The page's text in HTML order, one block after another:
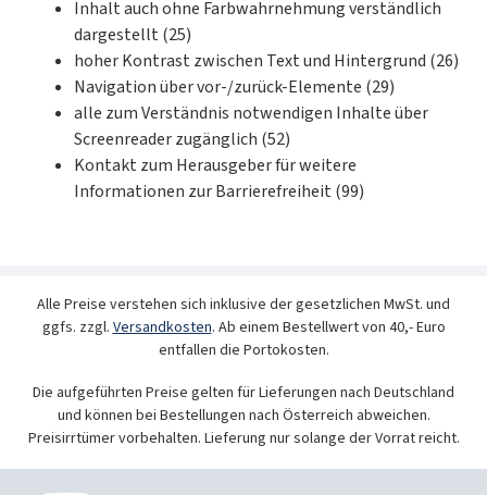
Inhalt auch ohne Farbwahrnehmung verständlich
dargestellt (25)
hoher Kontrast zwischen Text und Hintergrund (26)
Navigation über vor-/zurück-Elemente (29)
alle zum Verständnis notwendigen Inhalte über
Screenreader zugänglich (52)
Kontakt zum Herausgeber für weitere
Informationen zur Barrierefreiheit (99)
Alle Preise verstehen sich inklusive der gesetzlichen MwSt. und
ggfs. zzgl.Versandkosten. Ab einem Bestellwert von 40,- Euro
entfallen die Portokosten.
Die aufgeführten Preise gelten für Lieferungen nach Deutschland
und können bei Bestellungen nach Österreich abweichen.
Preisirrtümer vorbehalten. Lieferung nur solange der Vorrat reicht.